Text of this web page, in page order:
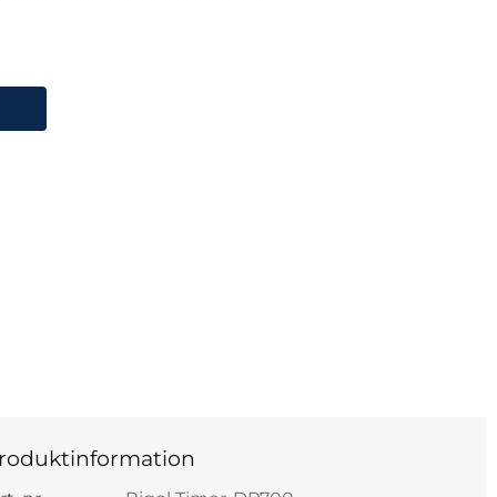
DP700 Timerfunktion option